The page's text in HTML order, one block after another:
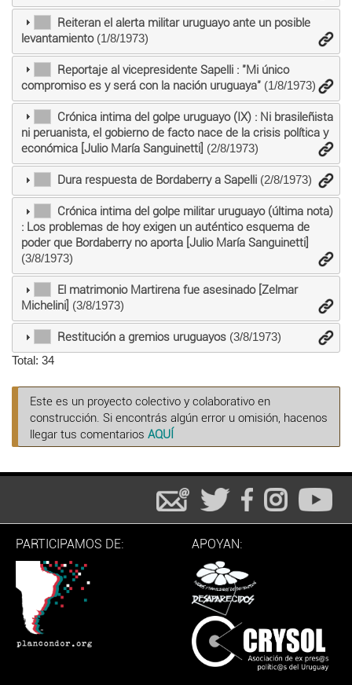
Reiteran el alerta militar uruguayo ante un posible
levantamiento(1/8/1973)
Reportaje al vicepresidente Sapelli : "Mi único
compromiso es y será con la nación uruguaya"(1/8/1973)
Crónica intima del golpe uruguayo (IX) : Ni brasileñista
ni peruanista, el gobierno de facto nace de la crisis política y
económica [Julio María Sanguinetti] (2/8/1973)
Dura respuesta de Bordaberry a Sapelli(2/8/1973)
Crónica intima del golpe militar uruguayo (última nota)
: Los problemas de hoy exigen un auténtico esquema de
poder que Bordaberry no aporta [Julio María Sanguinetti]
(3/8/1973)
El matrimonio Martirena fue asesinado [Zelmar
Michelini] (3/8/1973)
Restitución a gremios uruguayos(3/8/1973)
Total: 34
Este es un proyecto colectivo y colaborativo en
construcción. Si encontrás algún error u omisión, hacenos
llegar tus comentarios AQUÍ
PARTICIPAMOS DE: APOYAN: